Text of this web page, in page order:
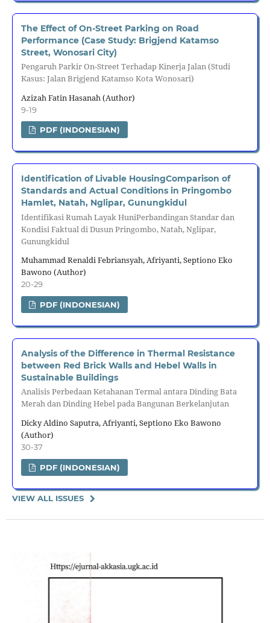
The Effect of On-Street Parking on Road
Performance (Case Study: Brigjend Katamso
Street, Wonosari City)
Pengaruh Parkir On-Street Terhadap Kinerja Jalan (Studi
Kasus: Jalan Brigjend Katamso Kota Wonosari)
Azizah Fatin Hasanah (Author)
9-19
PDF (INDONESIAN)
Identification of Livable HousingComparison of
Standards and Actual Conditions in Pringombo
Hamlet, Natah, Nglipar, Gunungkidul
Identifikasi Rumah Layak HuniPerbandingan Standar dan
Kondisi Faktual di Dusun Pringombo, Natah, Nglipar,
Gunungkidul
Muhammad Renaldi Febriansyah, Afriyanti, Septiono Eko
Bawono (Author)
20-29
PDF (INDONESIAN)
Analysis of the Difference in Thermal Resistance
between Red Brick Walls and Hebel Walls in
Sustainable Buildings
Analisis Perbedaan Ketahanan Termal antara Dinding Bata
Merah dan Dinding Hebel pada Bangunan Berkelanjutan
Dicky Aldino Saputra, Afriyanti, Septiono Eko Bawono
(Author)
30-37
PDF (INDONESIAN)
VIEW ALL ISSUES